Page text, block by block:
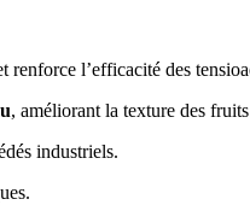
renforce l’efficacité des
, améliorant la texture des
industriels.